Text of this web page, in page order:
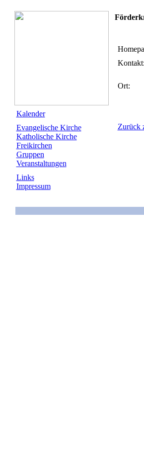
Kalender
Evangelische Kirche
Katholische Kirche
Freikirchen
Gruppen
Veranstaltungen
Links
Impressum
Kontakt:
Ort:
Zurück